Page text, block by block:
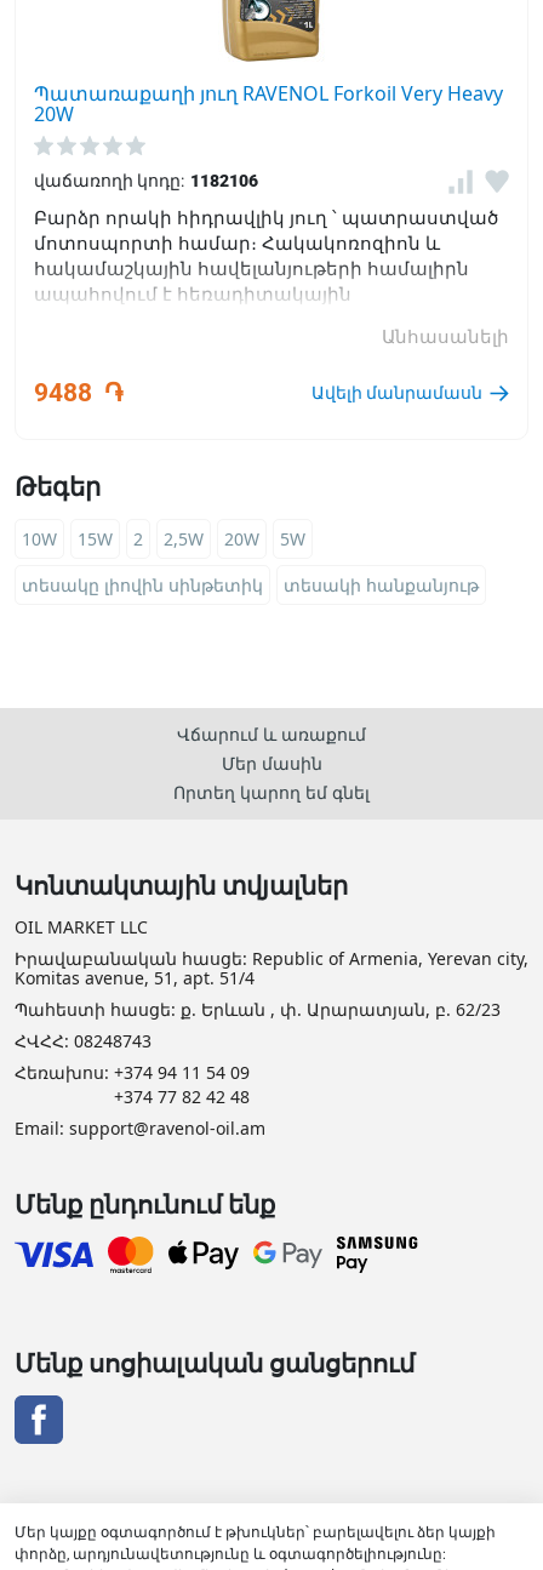
Թեգեր
10W 15W 2 2,5W 20W
5W
տեսակը լիովին սինթետիկ
տեսակի հանքանյութ
Պատառաքաղի յուղ RAVENOL Forkoil Very Heavy
20W
վաճառողի կոդը: 1182106
Բարձր որակի հիդրավլիկ յուղ ՝ պատրաստված
մոտոսպորտի համար։ Հակակոռոզիոն և
հակամաշկային հավելանյութերի համալիրն
ապահովում է հեռադիտակային
Անհասանելի
9488 ֏ Ավելի մանրամասն
Վճարում և առաքում
Մեր մասին
Որտեղ կարող եմ գնել
Կոնտակտային տվյալներ
OIL MARKET LLC
Իրավաբանական հասցե: Republic of Armenia, Yerevan city,
Komitas avenue, 51, apt. 51/4
Պահեստի հասցե: ք. Երևան , փ. Արարատյան, բ. 62/23
ՀՎՀՀ: 08248743
Հեռախոս: +374 94 11 54 09
+374 77 82 42 48
Email: support@ravenol-oil.am
Մենք ընդունում ենք
Մենք սոցիալական ցանցերում
RAVENOL դիստրիբյուտորի վկայական
Մեր կայքը օգտագործում է թխուկներ՝ բարելավելու ձեր կայքի
փորձը, արդյունավետությունը և օգտագործելիությունը: